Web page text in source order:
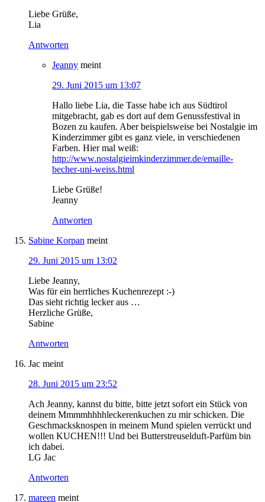
Liebe Grüße,
Lia
Antworten
Jeanny meint
29. Juni 2015 um 13:07
Hallo liebe Lia, die Tasse habe ich aus Südtirol
mitgebracht, gab es dort auf dem Genussfestival in
Bozen zu kaufen. Aber beispielsweise bei Nostalgie im
Kinderzimmer gibt es ganz viele, in verschiedenen
Farben. Hier mal weiß:
http://www.nostalgieimkinderzimmer.de/emaille-
becher-uni-weiss.html
Liebe Grüße!
Jeanny
Antworten
Sabine Korpan meint
29. Juni 2015 um 13:02
Liebe Jeanny,
Was für ein herrliches Kuchenrezept :-)
Das sieht richtig lecker aus …
Herzliche Grüße,
Sabine
Antworten
Jac meint
28. Juni 2015 um 23:52
Ach Jeanny, kannst du bitte, bitte jetzt sofort ein Stück von
deinem Mmmmhhhhleckerenkuchen zu mir schicken. Die
Geschmacksknospen in meinem Mund spielen verrückt und
wollen KUCHEN!!! Und bei Butterstreuselduft-Parfüm bin
ich dabei.
LG Jac
Antworten
mareen meint